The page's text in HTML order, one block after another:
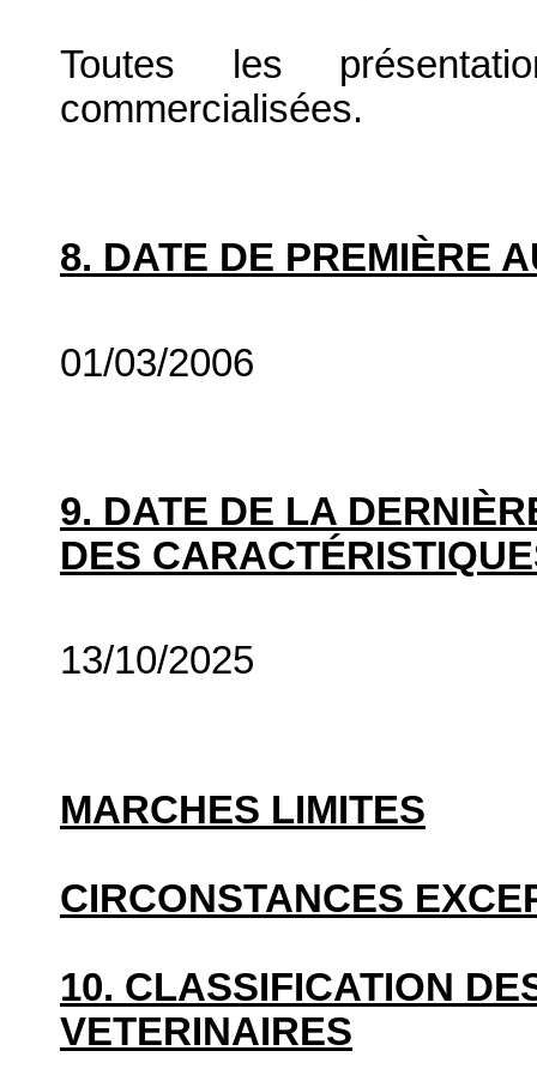
Toutes les
commercialisées.
8. DATE DE PREMIÈRE
01/03/2006
9. DATE DE LA
DES
13/10/2025
MARCHES LIMITES
CIRCONSTANCES
10. CLASSIFICATION
VETERINAIRES